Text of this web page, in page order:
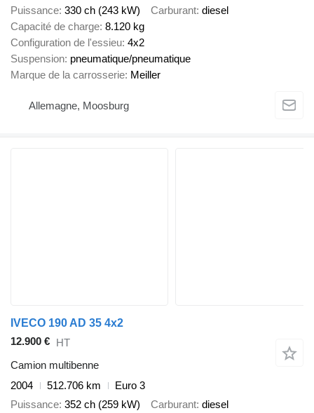
Puissance 330 ch (243 kW) Carburant diesel
Capacité de charge 8.120 kg
Configuration de l'essieu 4x2
Suspension pneumatique/pneumatique
Marque de la carrosserie Meiller
Allemagne, Moosburg
IVECO 190 AD 35 4x2
12.900 € HT
Camion multibenne
2004
512.706 km
Euro 3
Puissance 352 ch (259 kW) Carburant diesel